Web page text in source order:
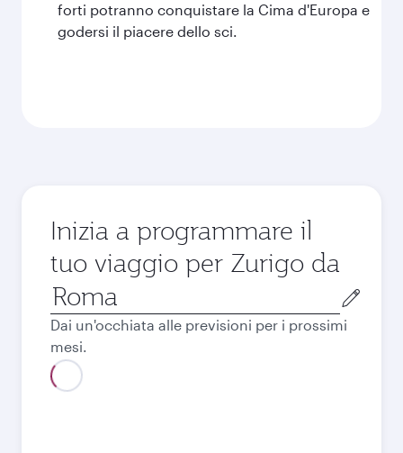
forti potranno conquistare la Cima d'Europa e
godersi il piacere dello sci.
Inizia a programmare il
tuo viaggio per Zurigo da
Città
di
partenza
Dai un'occhiata alle previsioni per i prossimi
mesi.